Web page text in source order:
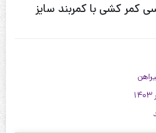
کمر کشی با کمربند سایز